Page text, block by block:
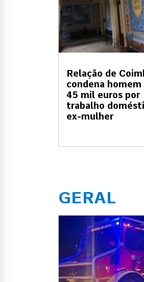
Relação de
condena homem
45 mil euros por
trabalho
ex-mulher
GERAL